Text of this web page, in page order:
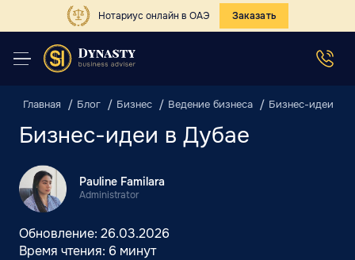
Нотариус онлайн в ОАЭ Заказать
Главная Блог Бизнес Ведение бизнеса Бизнес-идеи в
Бизнес-идеи в Дубае
Pauline Familara
Administrator
Обновление: 26.03.2026
Время чтения: 6 минут